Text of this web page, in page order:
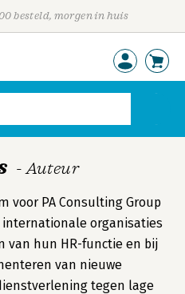
besteld, morgen in huis
- Auteur
voor PA Consulting Group
organisaties
van hun HR-functie en bij
van nieuwe
tegen lage